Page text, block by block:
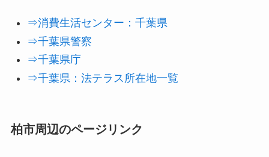
⇒消費生活センター：千葉県
⇒千葉県警察
⇒千葉県庁
⇒千葉県：法テラス所在地一覧
柏市周辺のページリンク